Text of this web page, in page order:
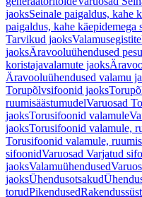
jaoksSeinale paigaldus, kahe
paigaldus, kahe käepidemega
Tarvikud jaoks
jaoksÄravooluühendused
koristajavalamute jaoks
Äravooluühendused valamu
Torupõlvsifoonid jaoks
ruumisäästumudelVaruosad
jaoksTorusifoonid valamule
jaoksTorusifoonid valamule,
Torusifoonid valamule,
sifoonidVaruosad Varjatud
jaoksValamuühendused
jaoksÜhendusotsakud
torudPikendused